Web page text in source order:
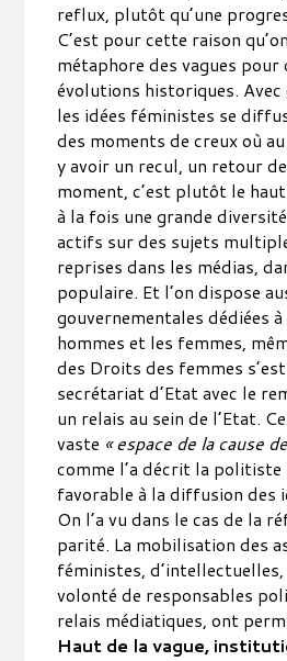
reflux, plutôt qu’une
C’est pour cette raison
métaphore des vagues pour
évolutions historiques.
les idées féministes se
des moments de creux où
y avoir un recul, un retour
moment, c’est plutôt le
à la fois une grande
actifs sur des sujets
reprises dans les médias,
populaire. Et l’on dispose
gouvernementales dédiées
hommes et les femmes,
des Droits des femmes
secrétariat d’Etat avec le
un relais au sein de l’Etat.
vaste « espace de la cause
comme l’a décrit la politiste
favorable à la diffusion des
On l’a vu dans le cas de la
parité. La mobilisation des
féministes, d’intellectuelles,
volonté de responsables
relais médiatiques, ont
Haut de la vague,